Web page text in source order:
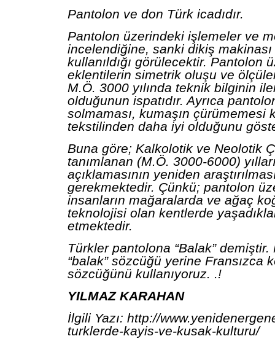
Pantolon ve don Türk icadıdır.
Pantolon üzerindeki işlemeler ve
incelendiğine, sanki dikiş makinası
kullanıldığı görülecektir. Pantolon
eklentilerin simetrik oluşu ve
M.Ö. 3000 yılında teknik bilginin
olduğunun ispatıdır. Ayrıca
solmaması, kumaşın çürümemesi
tekstilinden daha iyi olduğunu
Buna göre; Kalkolotik ve Neolotik
tanımlanan (M.Ö. 3000-6000)
açıklamasının yeniden
gerekmektedir. Çünkü; pantolon
insanların mağaralarda ve ağaç
teknolojisi olan kentlerde
etmektedir.
Türkler pantolona “Balak” demiştir.
“balak” sözcüğü yerine Fransızca
sözcüğünü kullanıyoruz. .!
YILMAZ KARAHAN
İlgili Yazı: http://
turklerde-kayis-ve-kusak-kulturu/